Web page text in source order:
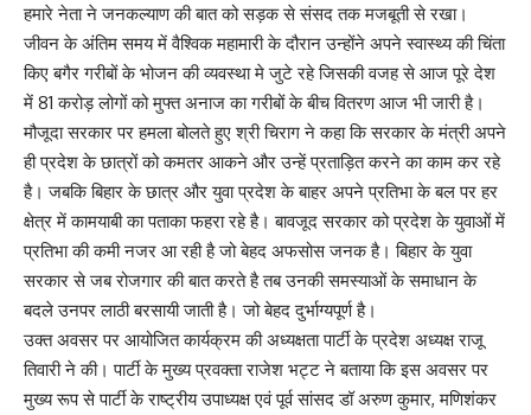
हमारे नेता ने जनकल्याण की बात को सड़क से संसद तक मजबूती से रखा।
जीवन के अंतिम समय में वैश्विक महामारी के दौरान उन्होंने अपने स्वास्थ्य की चिंता
किए बगैर गरीबों के भोजन की व्यवस्था मे जुटे रहे जिसकी वजह से आज पूरे देश
में 81 करोड़ लोगों को मुफ्त अनाज का गरीबों के बीच वितरण आज भी जारी है।
मौजूदा सरकार पर हमला बोलते हुए श्री चिराग ने कहा कि सरकार के मंत्री अपने
ही प्रदेश के छात्रों को कमतर आकने और उन्हें प्रताड़ित करने का काम कर रहे
है। जबकि बिहार के छात्र और युवा प्रदेश के बाहर अपने प्रतिभा के बल पर हर
क्षेत्र में कामयाबी का पताका फहरा रहे है। बावजूद सरकार को प्रदेश के युवाओं में
प्रतिभा की कमी नजर आ रही है जो बेहद अफसोस जनक है। बिहार के युवा
सरकार से जब रोजगार की बात करते है तब उनकी समस्याओं के समाधान के
बदले उनपर लाठी बरसायी जाती है। जो बेहद दुर्भाग्यपूर्ण है।
उक्त अवसर पर आयोजित कार्यक्रम की अध्यक्षता पार्टी के प्रदेश अध्यक्ष राजू
तिवारी ने की। पार्टी के मुख्य प्रवक्ता राजेश भट्ट ने बताया कि इस अवसर पर
मुख्य रूप से पार्टी के राष्ट्रीय उपाध्यक्ष एवं पूर्व सांसद डॉ अरुण कुमार, मणिशंकर